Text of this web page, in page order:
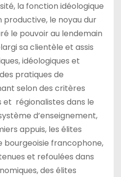
la fonction idéologique
le noyau dur
le pouvoir au lendemain
sa clientèle et assis
idéologiques et
pratiques de
selon des critères
et régionalistes dans le
d’enseignement,
appuis, les élites
bourgeoisie francophone,
et refoulées dans
des élites